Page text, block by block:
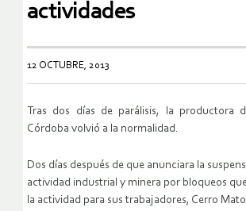
actividades
12 OCTUBRE, 2013
Tras dos días de parálisis, la productora
Córdoba volvió a la normalidad.
Dos días después de que anunciara la
actividad industrial y minera por bloqueos
la actividad para sus trabajadores, Cerro